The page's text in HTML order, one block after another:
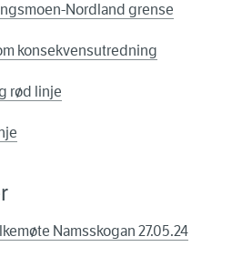
Nordland grense
konsekvensutredning
rød linje
Namsskogan 27.05.24